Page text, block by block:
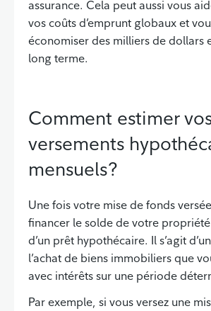
assurance. Cela peut aussi vous
vos coûts d’emprunt globaux et
économiser des milliers de dollars
long terme.
Comment estimer
versements
mensuels?
Une fois votre mise de fonds
financer le solde de votre
d’un prêt hypothécaire. Il s’agit
l’achat de biens immobiliers que
avec intérêts sur une période
Par exemple, si vous versez une